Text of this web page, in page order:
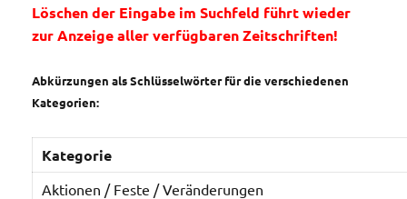
Löschen der Eingabe im Suchfeld führt wieder
zur Anzeige aller verfügbaren Zeitschriften!
Abkürzungen als Schlüsselwörter für die verschiedenen
Kategorien:
Kategorie
Aktionen / Feste / Veränderungen